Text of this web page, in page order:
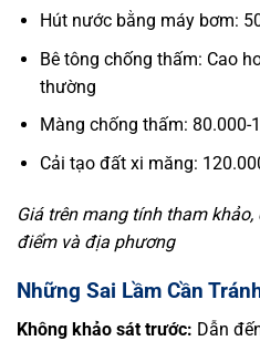
Hút nước bằng máy bơm:
Bê tông chống thấm: Cao
thường
Màng chống thấm: 80.000-
Cải tạo đất xi măng:
Giá trên mang tính tham
điểm và địa phương
Những Sai Lầm Cần
Không khảo sát trước: Dẫn